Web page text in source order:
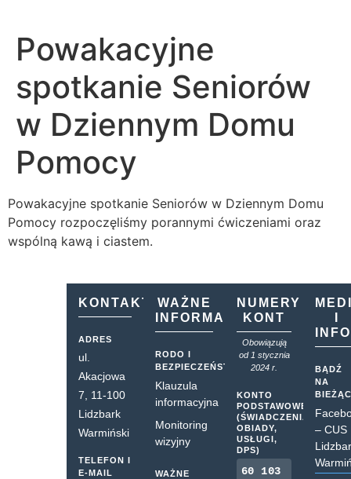
Powakacyjne
spotkanie Seniorów
w Dziennym Domu
Pomocy
Powakacyjne spotkanie Seniorów w Dziennym Domu
Pomocy rozpoczęliśmy porannymi ćwiczeniami oraz
wspólną kawą i ciastem.
KONTAKT
ADRES
ul.
Akacjowa
7, 11-100
Lidzbark
Warmiński
TELEFON I
E-MAIL
WAŻNE
INFORMACJE
RODO I
BEZPIECZEŃSTWO
Klauzula
informacyjna
Monitoring
wizyjny
WAŻNE
NUMERY
KONT
Obowiązują
od 1 stycznia
2024 r.
KONTO
PODSTAWOWE
(ŚWIADCZENIA,
OBIADY,
USŁUGI,
DPS)
60 103
BĄDŹ
NA
– CUS